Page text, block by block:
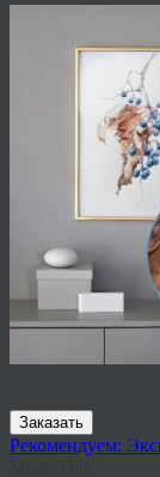
Заказать
Рекомендуем: